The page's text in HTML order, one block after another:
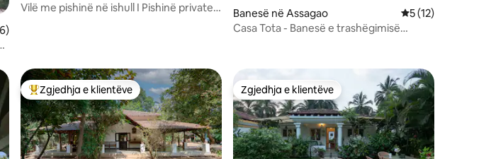
4,92 nga 5, 116 vlerësime
Vilë me pishinë në ishull I Pishinë private I
Banesë në Assagao Vlerësimi mesatar
5 (12)
Casa Tota - Banesë e trashëgimisë
Më të mirat e zgjedhjeve të klientëve
Zgjedhja e klientëve Zgjedhja e klientëve
Zgjedhja e klientëve